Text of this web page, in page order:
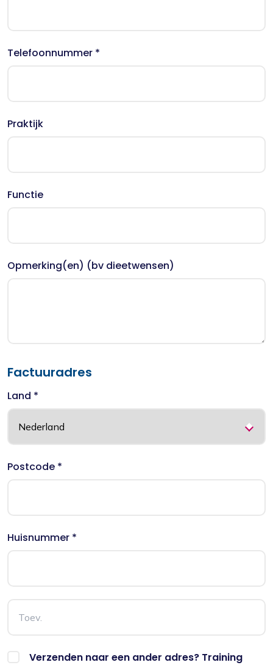
Telefoonnummer *
Praktijk
Functie
Opmerking(en) (bv dieetwensen)
Factuuradres
Land *
Postcode *
Huisnummer *
Verzenden naar een ander adres? Training